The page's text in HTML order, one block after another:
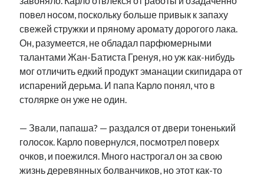
takinada андрус ансип
ансиппиада безработица видео война
в поисках здравого смысла выборы высказывание
евросоюз интервью история кабинетные истории
кая каллас книга маська нарва
нацменьшинства образование
подкаст потеряны данные пресса программа
рийгикогу русский роман
русскоязычное образование ссср
повел носом, поскольку больше привык к запаху
свежей стружки и пряному аромату дорогого лака.
Он, разумеется, не обладал парфюмерными
талантами Жан-Батиста Гренуя, но уж как-нибудь
мог отличить едкий продукт эманации скипидара от
испарений дерьма. И папа Карло понял, что в
столярке он уже не один.
— Звали, папаша? — раздался от двери тоненький
голосок. Карло повернулся, посмотрел поверх
очков, и поежился. Много настрогал он за свою
жизнь деревянных болванчиков, но этот как-то